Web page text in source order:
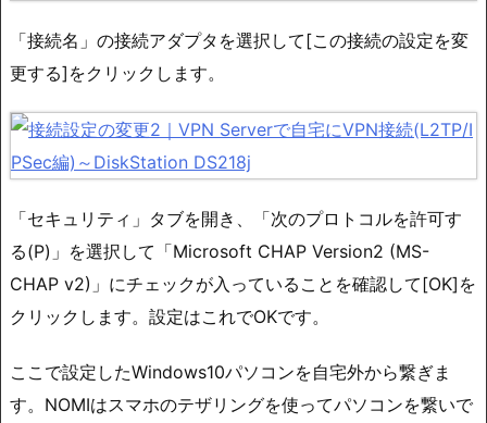
「接続名」の接続アダプタを選択して[この接続の設定を変
更する]をクリックします。
「セキュリティ」タブを開き、「次のプロトコルを許可す
る(P)」を選択して「Microsoft CHAP Version2 (MS-
CHAP v2)」にチェックが入っていることを確認して[OK]を
クリックします。設定はこれでOKです。
ここで設定したWindows10パソコンを自宅外から繋ぎま
す。NOMIはスマホのテザリングを使ってパソコンを繋いで